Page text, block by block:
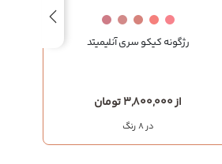
رژگونه کیکو سری آنلیمیتد
از 3,800,000 تومان
در 8 رنگ